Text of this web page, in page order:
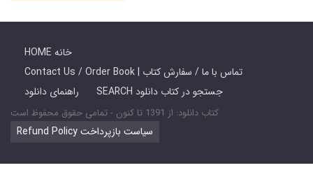
HOME خانه
Contact Us / Order Book | تماس با ما / سفارش کتاب
راهنمای دانلود
SEARCH جستجو در کتاب دانلود
کتاب دانلود: از 1391 تا کنون - تمامی حقوق محفوظ است
Refund Policy سیاست بازپرداخت